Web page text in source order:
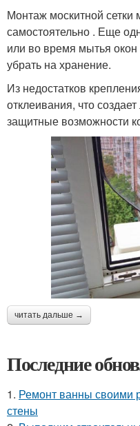
Монтаж москитной сетки
самостоятельно . Еще
или во время мытья
убрать на хранение.
Из недостатков
отклеивания, что
защитные возможности
читать дальше →
Последние
1. Ремонт ванны своими
стены